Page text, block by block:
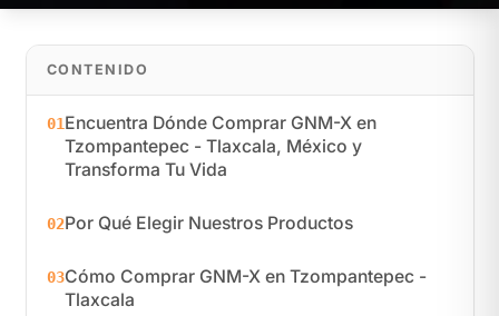
CONTENIDO
01Encuentra Dónde Comprar GNM-X en
Tzompantepec - Tlaxcala, México y
Transforma Tu Vida
02Por Qué Elegir Nuestros Productos
03Cómo Comprar GNM-X en Tzompantepec -
Tlaxcala